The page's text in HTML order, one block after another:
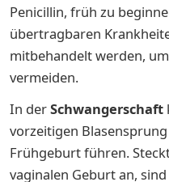
Penicillin, früh zu
übertragbaren
mitbehandelt werden,
vermeiden.
In derSchwangerschaft
vorzeitigen
Frühgeburt führen.
vaginalen Geburt an,